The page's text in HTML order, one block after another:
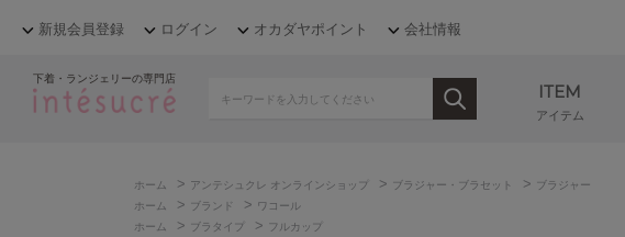
新規会員登録 ログイン オカダヤポイント 会社情報
下着・ランジェリーの専門店
ITEM
アイテム
ホーム > アンテシュクレ オンラインショップ > ブラジャー・ブラセット > ブラジャー
ホーム
> ブランド > ワコール
ホーム
> ブラタイプ > フルカップ